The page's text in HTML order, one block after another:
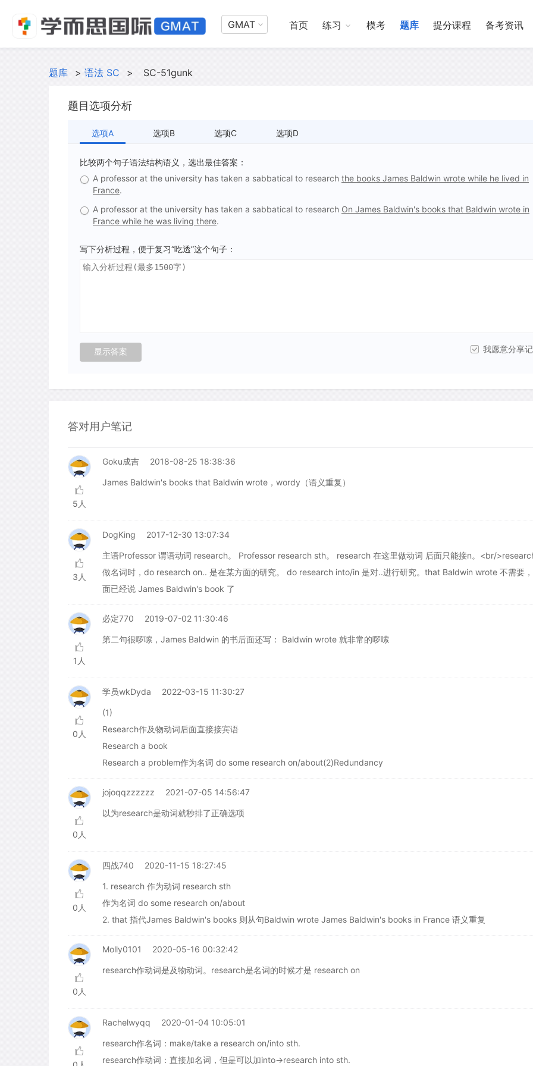
GMAT 首页 练习 模考 题库 提分课程 备考资讯
题库 > 语法 SC > SC-51gunk
题目选项分析
选项A 选项B 选项C 选项D
比较两个句子语法结构语义，选出最佳答案：
A professor at the university has taken a sabbatical to research the books James Baldwin wrote while he lived in
France.
A professor at the university has taken a sabbatical to research On James Baldwin's books that Baldwin wrote in
France while he was living there.
写下分析过程，便于复习“吃透”这个句子：
我愿意分享
答对用户笔记
5人
Goku成吉 2018-08-25 18:38:36
James Baldwin's books that Baldwin wrote，wordy（语义重复）
3人
DogKing 2017-12-30 13:07:34
主语Professor 谓语动词 research。 Professor research sth。 research 在这里做动词 后面只能接n。<br/
做名词时，do research on.. 是在某方面的研究。 do research into/in 是对..进行研究。that Baldwin wrote 不需要
面已经说 James Baldwin's book 了
1人
必定770 2019-07-02 11:30:46
第二句很啰嗦，James Baldwin 的书后面还写： Baldwin wrote 就非常的啰嗦
0人
学员wkDyda 2022-03-15 11:30:27
(1)
Research作及物动词后面直接接宾语
Research a book
Research a problem作为名词 do some research on/about(2)Redundancy
0人
jojoqqzzzzzz 2021-07-05 14:56:47
以为research是动词就秒排了正确选项
0人
四战740 2020-11-15 18:27:45
1. research 作为动词 research sth
作为名词 do some research on/about
2. that 指代James Baldwin's books 则从句Baldwin wrote James Baldwin's books in France 语义重复
0人
Molly0101 2020-05-16 00:32:42
research作动词是及物动词。research是名词的时候才是 research on
Rachelwyqq 2020-01-04 10:05:01
research作名词：make/take a research on/into sth.
research作动词：直接加名词，但是可以加into→research into sth.